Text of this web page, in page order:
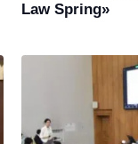
Law Spring»